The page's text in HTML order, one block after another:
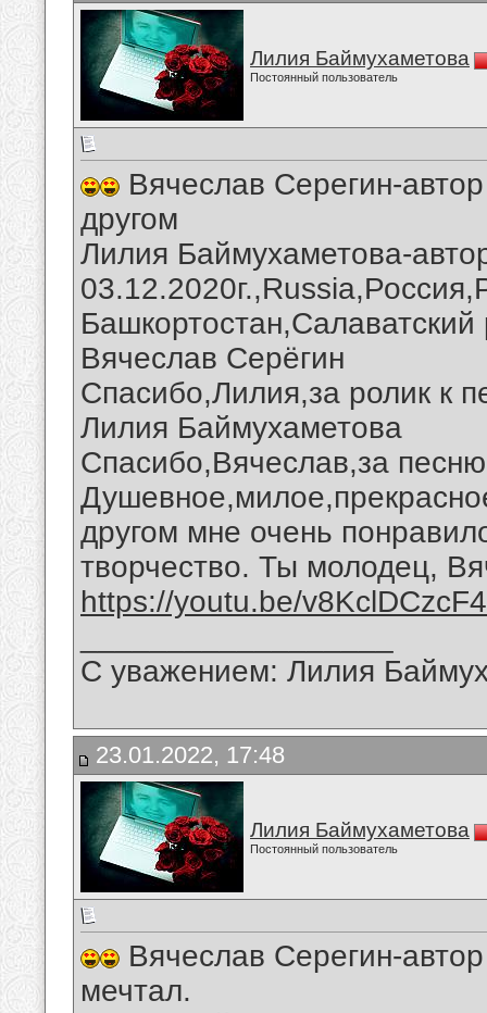
Лилия Баймухаметова
Постоянный пользователь
Вячеслав Серегин-
другом
Лилия Баймухаметова-
Вячеслав Серёгин
Спасибо,Лилия,за ролик к
Лилия Баймухаметова
Спасибо,Вячеслав,за
другом мне очень
творчество. Ты молодец,
https://youtu.be/v8KclDCzcF4
С уважением: Лилия
23.01.2022, 17:48
Лилия Баймухаметова
Постоянный пользователь
Вячеслав Серегин-
мечтал.